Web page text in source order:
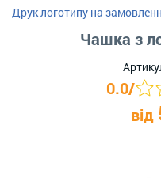
Друк логотипу на
Чашка з
0.0/
від